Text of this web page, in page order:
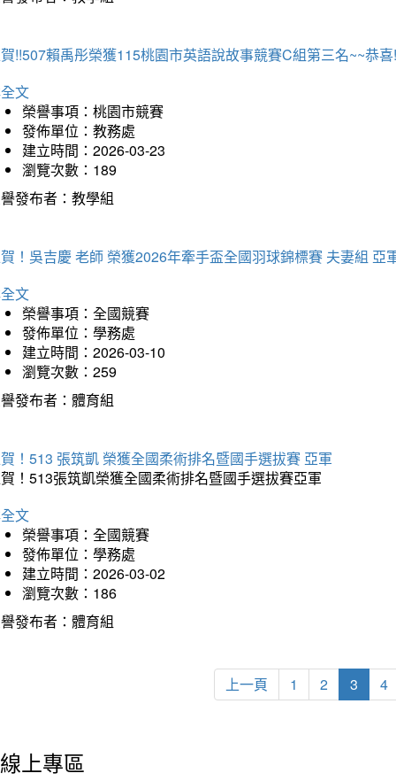
!!507賴禹彤榮獲115桃園市英語說故事競賽C組第三名~~恭喜
文
榮譽事項：桃園市競賽
發佈單位：教務處
建立時間：2026-03-23
瀏覽次數：189
發布者：教學組
！吳吉慶 老師 榮獲2026年牽手盃全國羽球錦標賽 夫妻組 亞
文
榮譽事項：全國競賽
發佈單位：學務處
建立時間：2026-03-10
瀏覽次數：259
發布者：體育組
！513 張筑凱 榮獲全國柔術排名暨國手選拔賽 亞軍
！513張筑凱榮獲全國柔術排名暨國手選拔賽亞軍
文
榮譽事項：全國競賽
發佈單位：學務處
建立時間：2026-03-02
瀏覽次數：186
發布者：體育組
上一頁 1 2 3 4
線上專區